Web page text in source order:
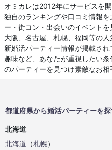
オミカレは2012年にサービスを
独自のランキングや口コミ情報
ー・街コン・出会いのイベントを
大阪、名古屋、札幌、福岡等の
新婚活パーティー情報が掲載さ
趣味など、あなたが重視したい
のパーティーを見つけ素敵なお相
都道府県から婚活パーティーを
北海道
北海道 （札幌）